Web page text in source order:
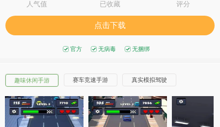
人气值 已收藏 评分
点击下载
官方 无病毒 无捆绑
趣味休闲手游 赛车竞速手游 真实模拟驾驶